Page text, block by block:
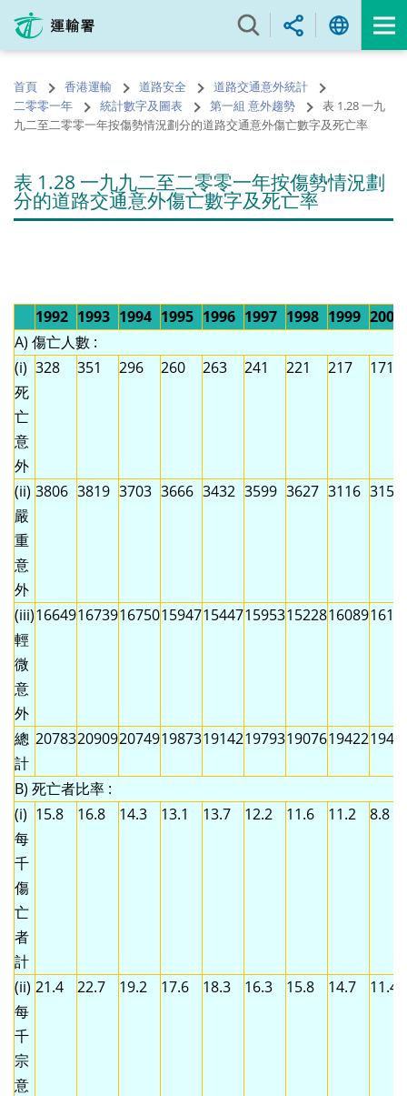
內
的
開
首頁 香港運輸 道路安全
道路交通意外統計
二零零一年
統計數字及圖表 第一組 意外趨勢
表 1.28 一九
九二至二零零一年按傷勢情況劃分的道路交通意外傷亡數字及死亡率
表 1.28 一九九二至二零零一年按傷勢情況劃
分的道路交通意外傷亡數字及死亡率
1992 1993 1994 1995 1996 1997 1998 1999 2000
A) 傷亡人數 :
(i)
死
亡
意
外
328 351 296 260 263 241 221 217 171
(ii)
嚴
重
意
外
3806 3819 3703 3666 3432 3599 3627 3116 3155
(iii)
輕
微
意
外
1664916739167501594715447159531522816089
總
計
2078320909207491987319142197931907619422
B) 死亡者比率 :
(i)
每
千
傷
亡
者
計
15.8 16.8 14.3 13.1 13.7 12.2 11.6 11.2 8.8
(ii)
每
千
宗
意
21.4 22.7 19.2 17.6 18.3 16.3 15.8 14.7 11.4